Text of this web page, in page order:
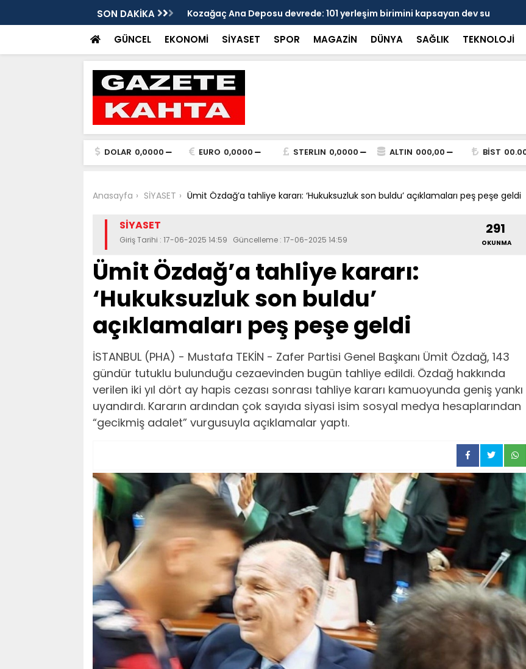
SON DAKİKA
Özbey'in acısı: 'Bu olay hepimize
Kozağaç Ana Deposu devrede: 101 yerleşim birimini kapsayan dev su
projesinde önemli eşik aşıldı
Prof.
GÜNCEL EKONOMİ SİYASET SPOR MAGAZİN DÜNYA SAĞLIK TEKNOLOJİ
DOLAR 0,0000 EURO 0,0000 STERLIN 0,0000 ALTIN 000,00 BİST
Anasayfa SİYASET Ümit Özdağ’a tahliye kararı: ‘Hukuksuzluk son buldu’ açıklamaları peş peşe geldi
SİYASET
Giriş Tarihi : 17-06-2025 14:59 Güncelleme : 17-06-2025 14:59
291
OKUNMA
Ümit Özdağ’a tahliye kararı:
‘Hukuksuzluk son buldu’
açıklamaları peş peşe geldi
İSTANBUL (PHA) - Mustafa TEKİN - Zafer Partisi Genel Başkanı Ümit Özdağ, 143
gündür tutuklu bulunduğu cezaevinden bugün tahliye edildi. Özdağ hakkında
verilen iki yıl dört ay hapis cezası sonrası tahliye kararı kamuoyunda geniş yankı
uyandırdı. Kararın ardından çok sayıda siyasi isim sosyal medya hesaplarından
“gecikmiş adalet” vurgusuyla açıklamalar yaptı.